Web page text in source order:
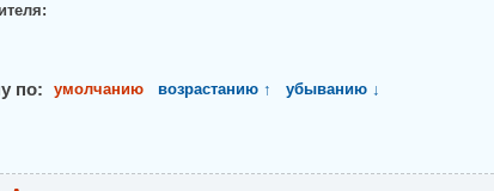
по:
умолчанию возрастанию ↑ убыванию ↓